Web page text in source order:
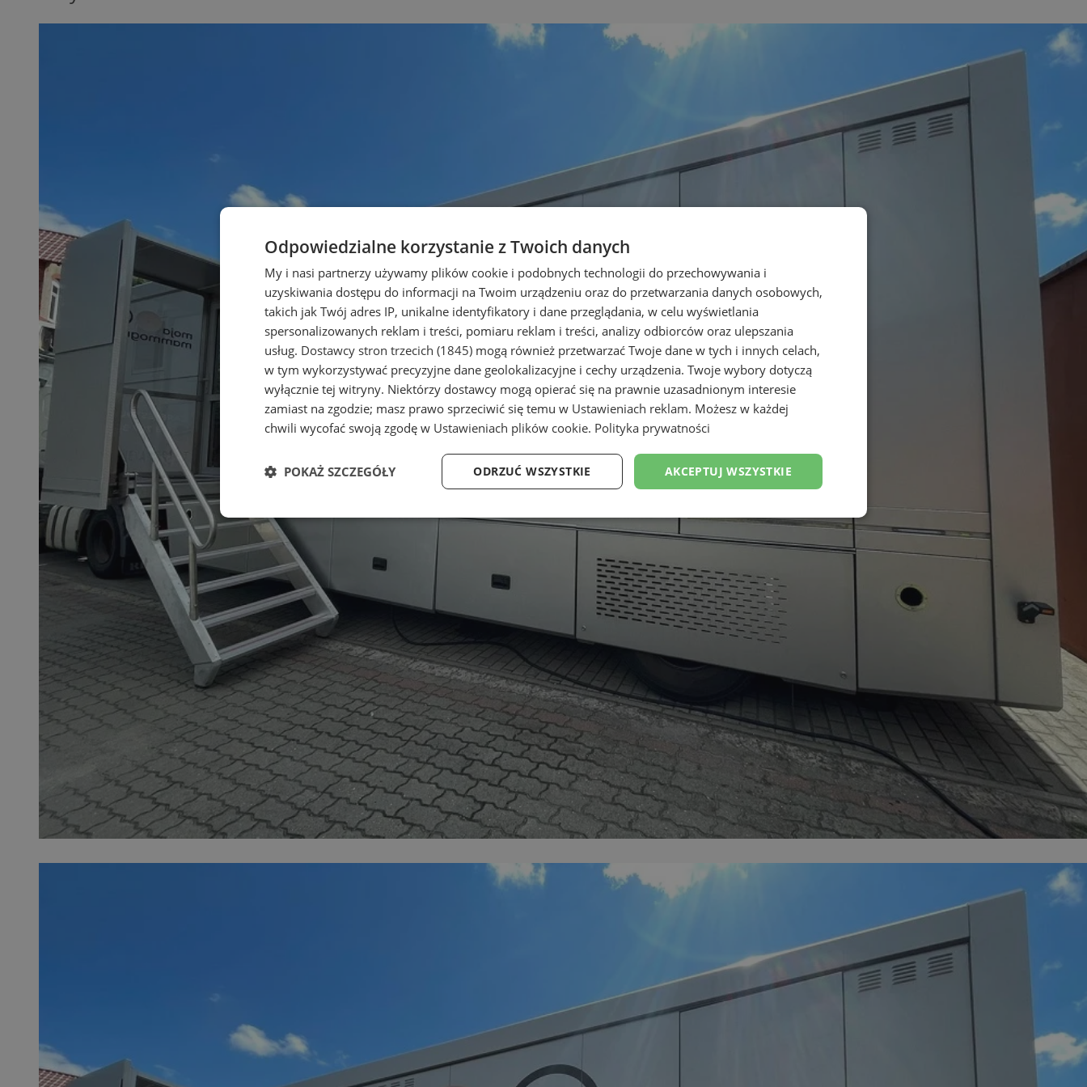
Odpowiedzialne korzystanie z Twoich danych
My i nasi partnerzy używamy plików cookie i podobnych technologii do przechowywania i
uzyskiwania dostępu do informacji na Twoim urządzeniu oraz do przetwarzania danych osobowych,
takich jak Twój adres IP, unikalne identyfikatory i dane przeglądania, w celu wyświetlania
spersonalizowanych reklam i treści, pomiaru reklam i treści, analizy odbiorców oraz ulepszania
usług. Dostawcy stron trzecich (1845) mogą również przetwarzać Twoje dane w tych i innych celach,
w tym wykorzystywać precyzyjne dane geolokalizacyjne i cechy urządzenia. Twoje wybory dotyczą
wyłącznie tej witryny. Niektórzy dostawcy mogą opierać się na prawnie uzasadnionym interesie
zamiast na zgodzie; masz prawo sprzeciwić się temu w Ustawieniach reklam. Możesz w każdej
chwili wycofać swoją zgodę w Ustawieniach plików cookie. Polityka prywatności
AKCEPTUJ WSZYSTKIE
ODRZUĆ WSZYSTKIE
POKAŻ SZCZEGÓŁY
Niezbędne Wydajność Targetowanie Funkcjonalność Niesklasyfikowane
Niezbędne Targetowanie Funkcjonalność Niesklasyfikowane
Niezbędne pliki cookie umożliwiają korzystanie z podstawowych funkcji strony internetowej, takich jak logowanie użytkownika i
zarządzanie kontem. Bez niezbędnych plików cookie nie można prawidłowo korzystać ze strony internetowej.
Nazwa Provider/ Domena
Okres
przechowywania
Opis
SessID m-ce.pl 1 rok
Ten plik cookie przechowuje identyfikator sesji.
QeSessID
m-ce.pl 1 rok
Ten plik cookie przechowuje identyfikator sesji.
MvSessID
m-ce.pl 1 rok
Ten plik cookie przechowuje identyfikator sesji.
euds
.rfihub.com Sesja
Ten plik cookie jest używany do przechowywania
zgody użytkownika w odniesieniu do usług
śledzenia. Zazwyczaj rejestruje, czy użytkownik
zdecydował się na usługi śledzenia lub reklamy.
li_gc
LinkedIn
5 miesięcy 4
tygodnie
Służy do przechowywania zgody gościa na
używanie plików cookie do innych celów
Rejestruje, który klaster serwerów obsługuje
gościa. Jest to używane w kontekście
równoważenia obciążenia w celu optymalizacji
doświadczenia użytkownika.
1 rok
Ten plik cookie jest używany przez usługę Cookie-
Script.com do zapamiętywania preferencji